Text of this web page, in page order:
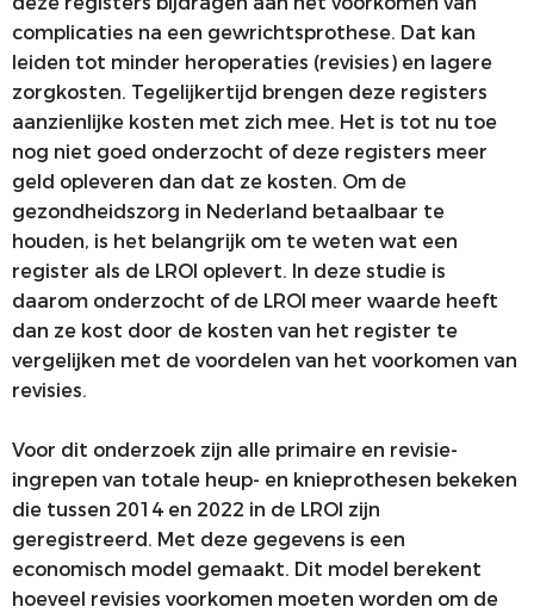
complicaties na een gewrichtsprothese. Dat kan
leiden tot minder heroperaties (revisies) en lagere
zorgkosten. Tegelijkertijd brengen deze registers
aanzienlijke kosten met zich mee. Het is tot nu toe
nog niet goed onderzocht of deze registers meer
geld opleveren dan dat ze kosten. Om de
gezondheidszorg in Nederland betaalbaar te
houden, is het belangrijk om te weten wat een
register als de LROI oplevert. In deze studie is
daarom onderzocht of de LROI meer waarde heeft
dan ze kost door de kosten van het register te
vergelijken met de voordelen van het voorkomen van
revisies.
Voor dit onderzoek zijn alle primaire en revisie-
ingrepen van totale heup- en knieprothesen bekeken
die tussen 2014 en 2022 in de LROI zijn
geregistreerd. Met deze gegevens is een
economisch model gemaakt. Dit model berekent
hoeveel revisies voorkomen moeten worden om de